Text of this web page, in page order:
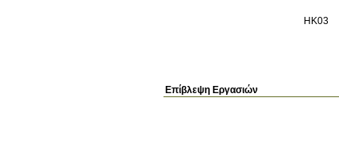
ΗΚ03
Επίβλεψη Εργασιών